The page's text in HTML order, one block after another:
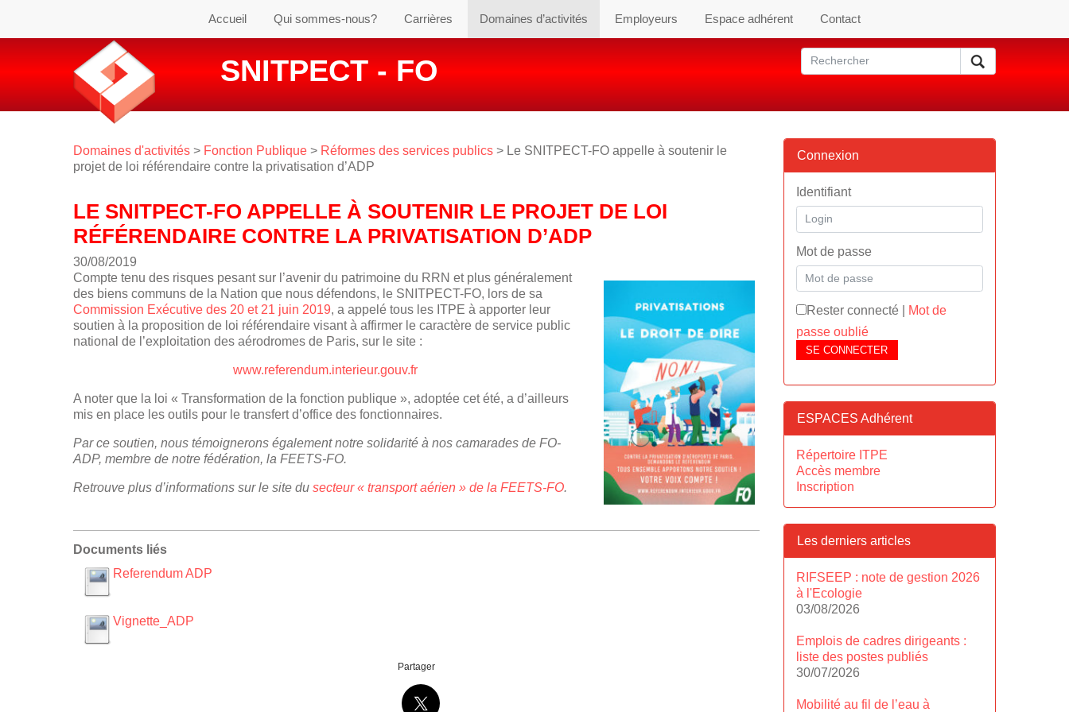
Accueil Qui sommes-nous? Carrières Domaines d’activités Employeurs Espace adhérent Contact
SNITPECT - FO
Domaines d'activités > Fonction Publique > Réformes des services publics > Le SNITPECT-FO appelle à soutenir le
projet de loi référendaire contre la privatisation d’ADP
LE SNITPECT-FO APPELLE À SOUTENIR LE PROJET DE LOI
RÉFÉRENDAIRE CONTRE LA PRIVATISATION D’ADP
30/08/2019
Compte tenu des risques pesant sur l’avenir du patrimoine du RRN et plus généralement
des biens communs de la Nation que nous défendons, le SNITPECT-FO, lors de sa
Commission Exécutive des 20 et 21 juin 2019, a appelé tous les ITPE à apporter leur
soutien à la proposition de loi référendaire visant à affirmer le caractère de service public
national de l’exploitation des aérodromes de Paris, sur le site :
www.referendum.interieur.gouv.fr
A noter que la loi « Transformation de la fonction publique », adoptée cet été, a d’ailleurs
mis en place les outils pour le transfert d’office des fonctionnaires.
Par ce soutien, nous témoignerons également notre solidarité à nos camarades de FO-
ADP, membre de notre fédération, la FEETS-FO.
Retrouve plus d’informations sur le site du secteur « transport aérien » de la FEETS-FO.
Documents liés
Referendum ADP
Vignette_ADP
Partager
Connexion
Identifiant
Mot de passe
Rester connecté|
Mot de
passe oublié
SE CONNECTER
ESPACES Adhérent
Répertoire ITPE
Accès membre
Inscription
Les derniers articles
RIFSEEP : note de gestion 2026
à l'Ecologie
03/08/2026
Emplois de cadres dirigeants :
liste des postes publiés
30/07/2026
Mobilité au fil de l’eau à